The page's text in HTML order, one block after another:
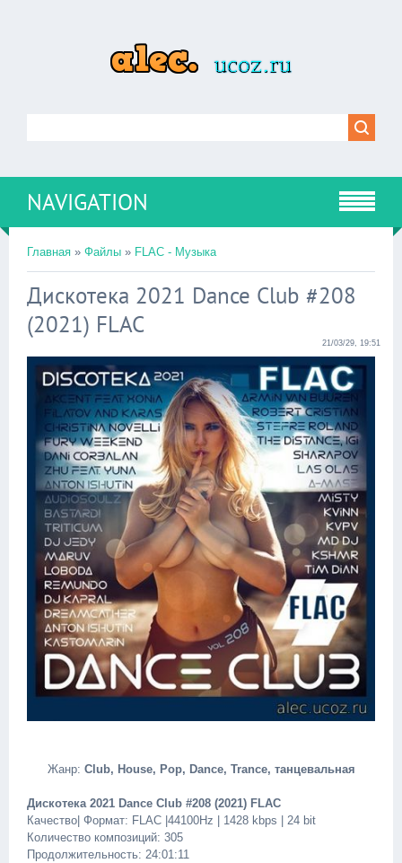
NAVIGATION
Главная » Файлы » FLAC - Музыка
Дискотека 2021 Dance Club #208
(2021) FLAC
21/03/29, 19:51
Жанр: Club, House, Pop, Dance, Trance, танцевальная
Дискотека 2021 Dance Club #208 (2021) FLAC
Качество| Формат: FLAC |44100Hz | 1428 kbps | 24 bit
Количество композиций: 305
Продолжительность: 24:01:11